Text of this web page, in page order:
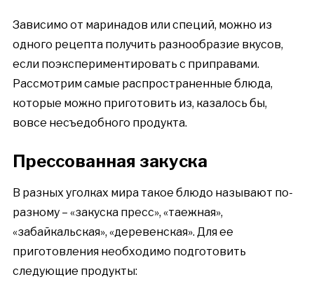
Зависимо от маринадов или специй, можно из
одного рецепта получить разнообразие вкусов,
если поэкспериментировать с приправами.
Рассмотрим самые распространенные блюда,
которые можно приготовить из, казалось бы,
вовсе несъедобного продукта.
Прессованная закуска
В разных уголках мира такое блюдо называют по-
разному – «закуска пресс», «таежная»,
«забайкальская», «деревенская». Для ее
приготовления необходимо подготовить
следующие продукты: